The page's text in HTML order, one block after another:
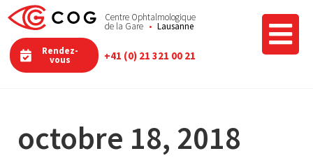
Centre Ophtalmologique
de la Gare Lausanne
Rendez-
vous +41 (0) 21 321 00 21
octobre 18, 2018